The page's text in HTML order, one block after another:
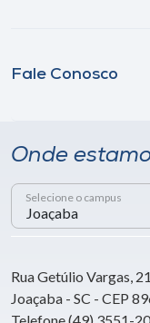
Fale Conosco
Onde
Selecione o campus
Rua Getúlio Vargas,
Joaçaba - SC - CEP